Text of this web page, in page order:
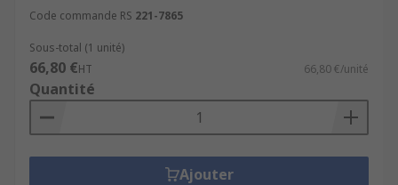
Code commande RS 221-7865
Sous-total (1 unité)
66,80 €HT 66,80 €/unité
Quantité
Ajouter